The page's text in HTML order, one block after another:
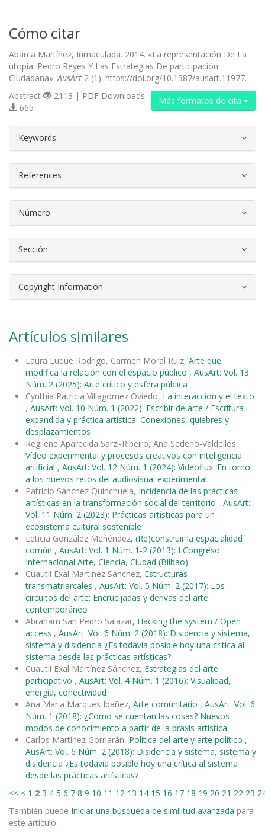
Cómo citar
Abarca Martínez, Inmaculada. 2014. «La representación De La
utopía: Pedro Reyes Y Las Estrategias De participación
Ciudadana». AusArt 2 (1). https://doi.org/10.1387/ausart.11977.
Más formatos de cita
Abstract
2113 | PDF Downloads
665
Keywords
References
Número
Sección
Copyright Information
Artículos similares
Laura Luque Rodrigo, Carmen Moral Ruiz, Arte que
modifica la relación con el espacio público , AusArt: Vol. 13
Núm. 2 (2025): Arte crítico y esfera pública
Cynthia Patricia Villagómez Oviedo, La interacción y el texto
, AusArt: Vol. 10 Núm. 1 (2022): Escribir de arte / Escritura
expandida y práctica artística: Conexiones, quiebres y
desplazamientos
Regilene Aparecida Sarzi-Ribeiro, Ana Sedeño-Valdellós,
Vídeo experimental y procesos creativos con inteligencia
artificial , AusArt: Vol. 12 Núm. 1 (2024): Videoflux: En torno
a los nuevos retos del audiovisual experimental
Patricio Sánchez Quinchuela, Incidencia de las prácticas
artísticas en la transformación social del territorio , AusArt:
Vol. 11 Núm. 2 (2023): Prácticas artísticas para un
ecosistema cultural sostenible
Leticia González Menéndez, (Re)construir la espacialidad
común , AusArt: Vol. 1 Núm. 1-2 (2013): I Congreso
Internacional Arte, Ciencia, Ciudad (Bilbao)
Cuautli Exal Martínez Sánchez, Estructuras
transmatriarcales , AusArt: Vol. 5 Núm. 2 (2017): Los
circuitos del arte: Encrucijadas y derivas del arte
contemporáneo
Abraham San Pedro Salazar, Hacking the system / Open
access , AusArt: Vol. 6 Núm. 2 (2018): Disidencia y sistema,
sistema y disidencia ¿Es todavía posible hoy una crítica al
sistema desde las prácticas artísticas?
Cuautli Exal Martínez Sánchez, Estrategias del arte
participativo , AusArt: Vol. 4 Núm. 1 (2016): Visualidad,
energía, conectividad
Ana Maria Marques Ibañez, Arte comunitario , AusArt: Vol. 6
Núm. 1 (2018): ¿Cómo se cuentan las cosas? Nuevos
modos de conocimiento a partir de la praxis artística
Carlos Martínez Gorriarán, Política del arte y arte político ,
AusArt: Vol. 6 Núm. 2 (2018): Disidencia y sistema, sistema y
disidencia ¿Es todavía posible hoy una crítica al sistema
desde las prácticas artísticas?
<< < 1 2 3 4 5 6 7 8 9 10 11 12 13 14 15 16 17 18 19 20 21 22 23
También puede Iniciar una búsqueda de similitud avanzada para
este artículo.